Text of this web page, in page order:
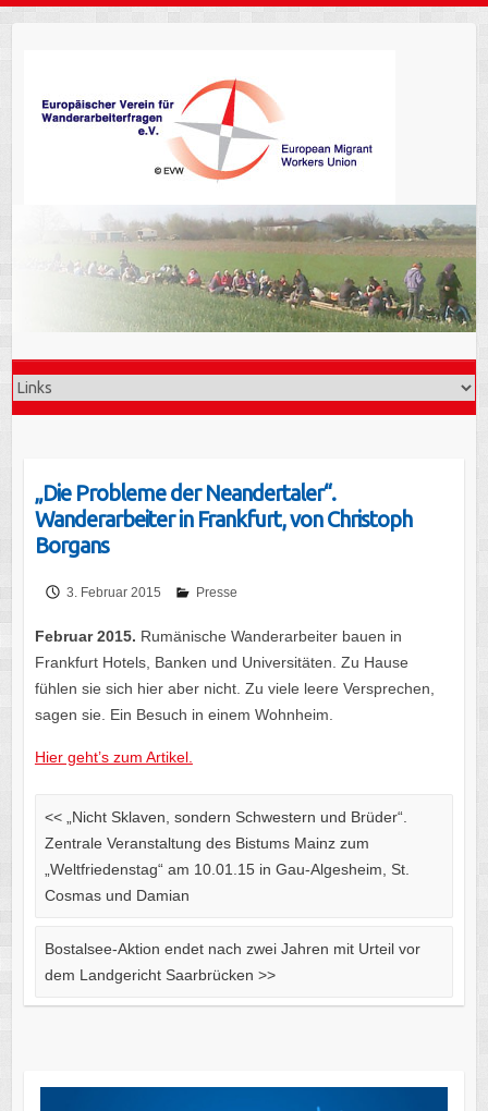
„Die Probleme der Neandertaler“.
Wanderarbeiter in Frankfurt, von Christoph
Borgans
3. Februar 2015 Presse
Februar 2015. Rumänische Wanderarbeiter bauen in
Frankfurt Hotels, Banken und Universitäten. Zu Hause
fühlen sie sich hier aber nicht. Zu viele leere Versprechen,
sagen sie. Ein Besuch in einem Wohnheim.
Hier geht’s zum Artikel.
<<„Nicht Sklaven, sondern Schwestern und Brüder“.
Zentrale Veranstaltung des Bistums Mainz zum
„Weltfriedenstag“ am 10.01.15 in Gau-Algesheim, St.
Cosmas und Damian
Bostalsee-Aktion endet nach zwei Jahren mit Urteil vor
dem Landgericht Saarbrücken >>